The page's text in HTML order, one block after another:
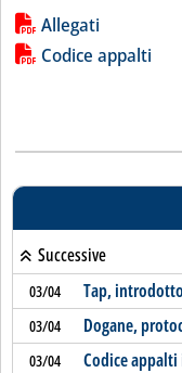
Lista allegati
Allegati
Codice appalti
Successive
03/04 Tap,
03/04 Dogane,
03/04 Codice appalti